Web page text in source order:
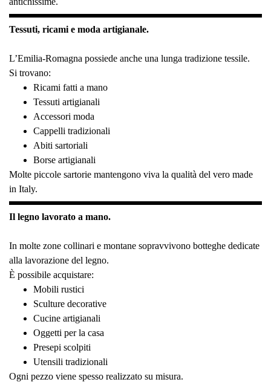
Tessuti, ricami e moda artigianale.
L’Emilia-Romagna possiede anche una lunga tradizione tessile.
Si trovano:
Ricami fatti a mano
Tessuti artigianali
Accessori moda
Cappelli tradizionali
Abiti sartoriali
Borse artigianali
Molte piccole sartorie mantengono viva la qualità del vero made
in Italy.
Il legno lavorato a mano.
In molte zone collinari e montane sopravvivono botteghe dedicate
alla lavorazione del legno.
È possibile acquistare:
Mobili rustici
Sculture decorative
Cucine artigianali
Oggetti per la casa
Presepi scolpiti
Utensili tradizionali
Ogni pezzo viene spesso realizzato su misura.